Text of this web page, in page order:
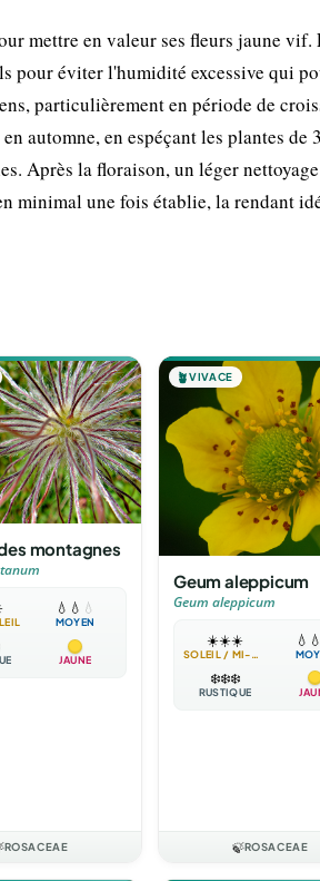
mettre en valeur ses fleurs jaune vif.
pour éviter l'humidité excessive qui
particulièrement en période de
automne, en espéçant les plantes de
Après la floraison, un léger nettoyage
minimal une fois établie, la rendant
montagnes
💧 💧 💧
MOYEN
JAUNE
ROSACEAE
🪴VIVACE
Geum aleppicum
Geum aleppicum
☀️☀️☀️
SOLEIL / MI-OMBRE
💧
❄️❄️❄️
RUSTIQUE
🍃ROSACEAE